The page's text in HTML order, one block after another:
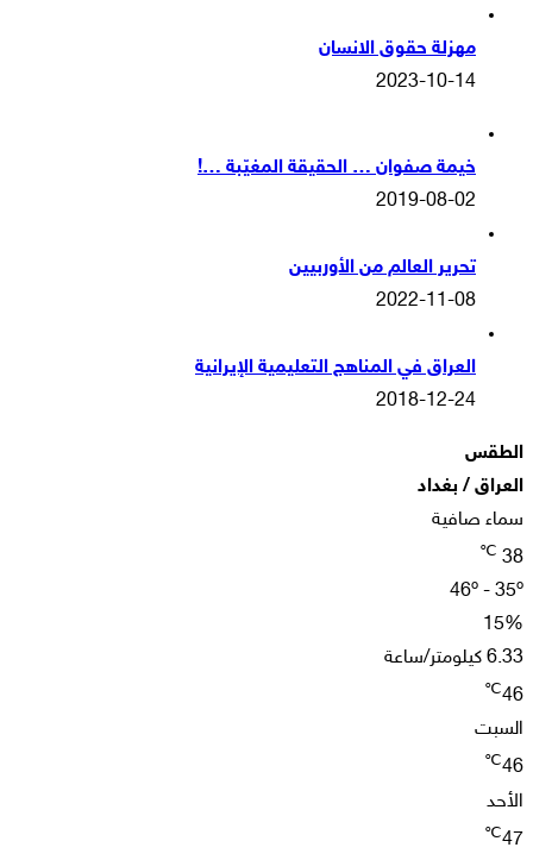
مهزلة حقوق الانسان
2023-10-14
خيمة صفوان … الحقيقة المغيّبة …!
2019-08-02
تحرير العالم من الأوربيين
2022-11-08
العراق في المناهج التعليمية الإيرانية
2018-12-24
الطقس
العراق / بغداد
سماء صافية
38
℃
46º - 35º
15%
6.33 كيلومتر/ساعة
46
℃
السبت
46
℃
الأحد
47
℃